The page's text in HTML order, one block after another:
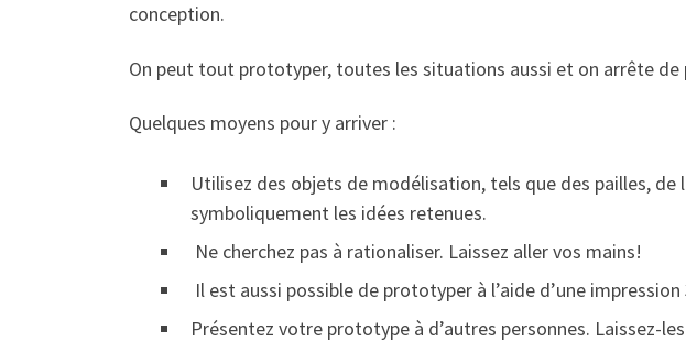
conception.
On peut tout prototyper, toutes les situations aussi et on arrête
Quelques moyens pour y arriver :
Utilisez des objets de modélisation, tels que des pailles,
symboliquement les idées retenues.
Ne cherchez pas à rationaliser. Laissez aller vos mains!
Il est aussi possible de prototyper à l’aide d’une impression
Présentez votre prototype à d’autres personnes. Laissez-